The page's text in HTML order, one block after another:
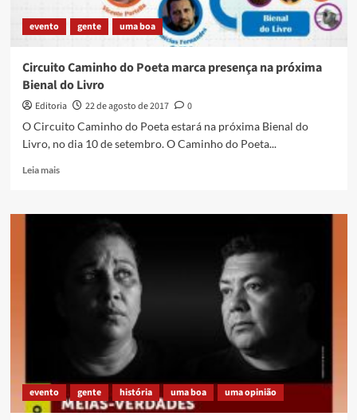
evento gente uma boa
Circuito Caminho do Poeta marca presença na próxima
Bienal do Livro
Editoria 22 de agosto de 2017
0
O Circuito Caminho do Poeta estará na próxima Bienal do
Livro, no dia 10 de setembro. O Caminho do Poeta...
Leia maisRead
Circuito
evento gente história uma boa uma opinião